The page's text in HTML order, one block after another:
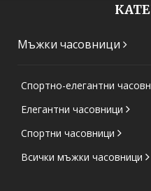
Мъжки часовници
Спортно-елегантни
Елегантни часовници
Спортни часовници
Всички мъжки часовници